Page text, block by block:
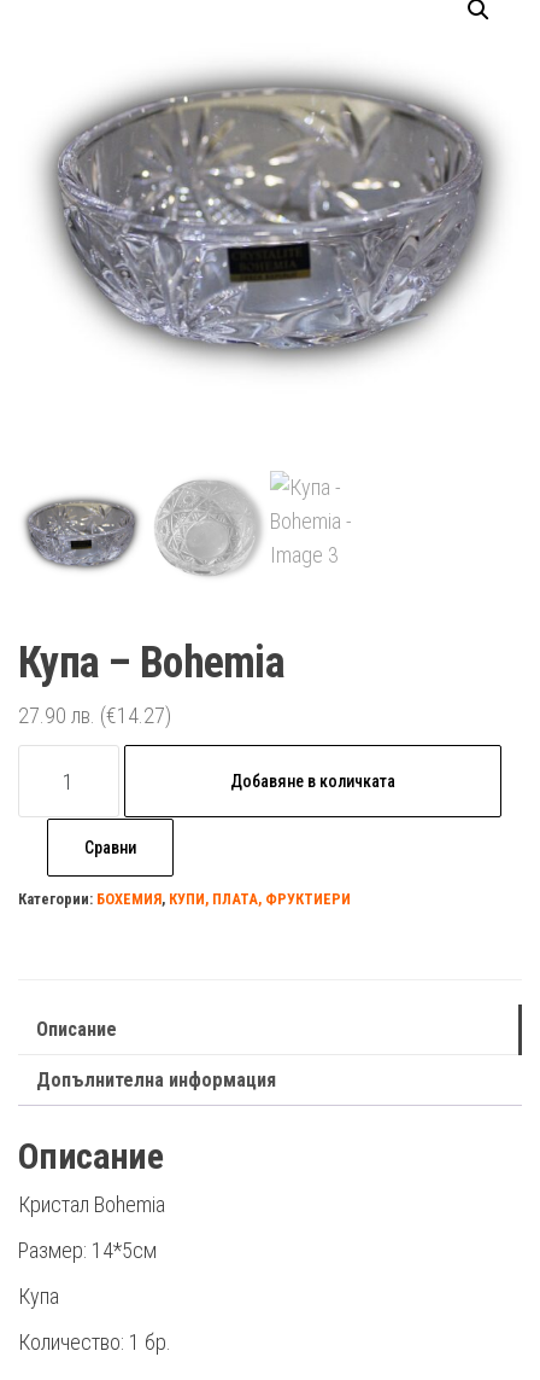
Купа – Bohemia
27.90 лв. (€14.27)
Купа
Bohemia
Добавяне в количката
Сравни
Категории: БОХЕМИЯ, КУПИ, ПЛАТА, ФРУКТИЕРИ
Описание
Допълнителна информация
Описание
Кристал Bohemia
Размер: 14*5см
Купа
Количество: 1 бр.